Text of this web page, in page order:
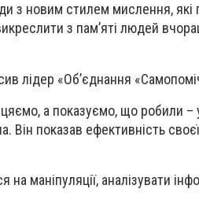
з новим стилем мислення, які
з пам’яті людей
лідер «Об’єднання
а показуємо, що робили –
показав ефективність
маніпуляції, аналізувати